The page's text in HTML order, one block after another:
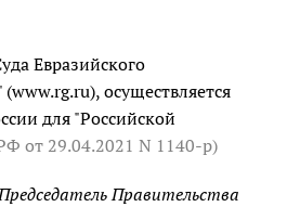
Евразийского
осуществляется
для "Российской
от 29.04.2021 N 1140-р)
Председатель Правительства